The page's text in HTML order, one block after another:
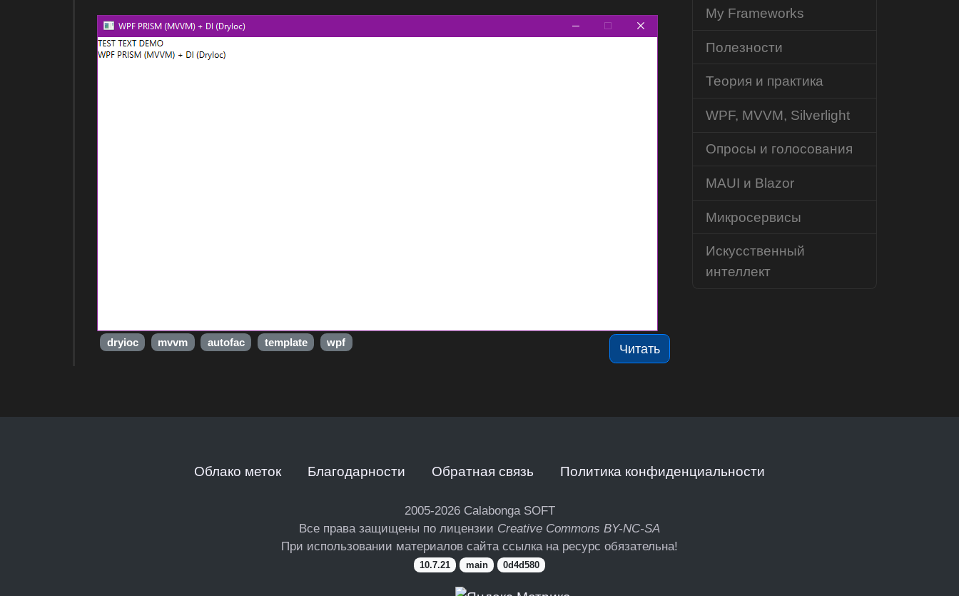
Читать
dryioc mvvm autofac template wpf
My Frameworks
Полезности
Теория и практика
WPF, MVVM, Silverlight
Опросы и голосования
MAUI и Blazor
Микросервисы
Искусственный
интеллект
Облако меток Благодарности Обратная связь Политика конфиденциальности
2005-2026 Calabonga SOFT
Все права защищены по лицензии Creative Commons BY-NC-SA
При использовании материалов сайта ссылка на ресурс обязательна!
10.7.21 main 0d4d580